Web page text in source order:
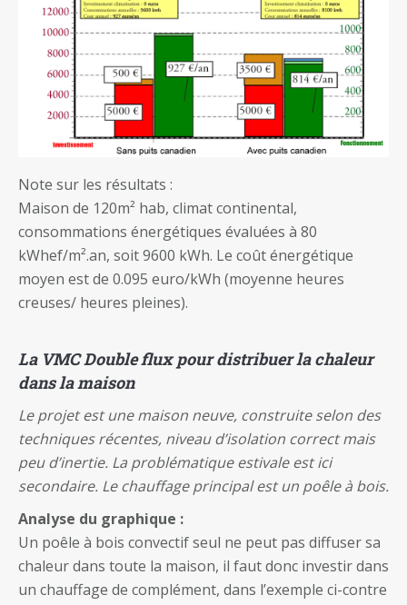
Note sur les résultats :
Maison de 120m² hab, climat continental,
consommations énergétiques évaluées à 80
kWhef/m².an, soit 9600 kWh. Le coût énergétique
moyen est de 0.095 euro/kWh (moyenne heures
creuses/ heures pleines).
La VMC Double flux pour distribuer la chaleur
dans la maison
Le projet est une maison neuve, construite selon des
techniques récentes, niveau d’isolation correct mais
peu d’inertie. La problématique estivale est ici
secondaire. Le chauffage principal est un poêle à bois.
Analyse du graphique :
Un poêle à bois convectif seul ne peut pas diffuser sa
chaleur dans toute la maison, il faut donc investir dans
un chauffage de complément, dans l’exemple ci-contre